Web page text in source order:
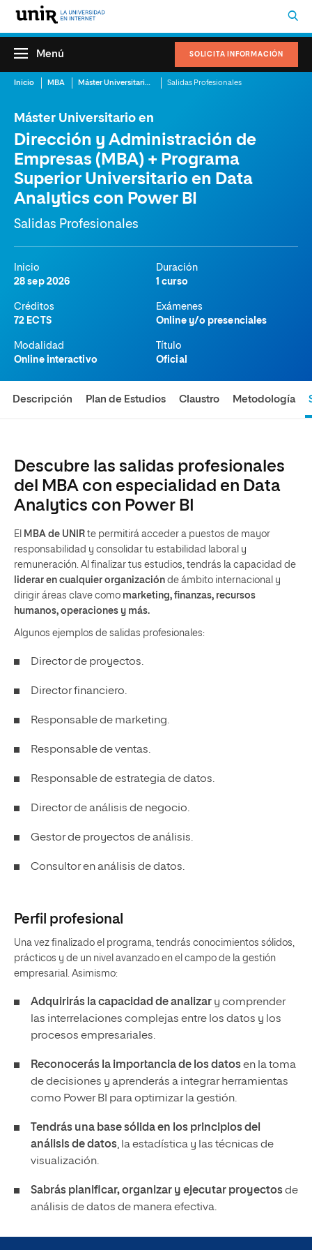
SOLICITA INFORMACIÓN
Menú
Inicio MBA Máster Universitario en Dirección y Administración de Empresas (MBA) + Programa Superior Universitario en Data Analytics con Power BI Salidas Profesionales
Máster Universitario en
Dirección y Administración de
Empresas (MBA) + Programa
Superior Universitario en Data
Analytics con Power BI
Salidas Profesionales
Inicio
28 sep 2026
Duración
1 curso
Créditos
72 ECTS
Exámenes
Online y/o presenciales
Modalidad
Online interactivo
Título
Oficial
Descripción Plan de Estudios Claustro Metodología
Descubre las salidas profesionales
del MBA con especialidad en Data
Analytics con Power BI
El MBA de UNIR te permitirá acceder a puestos de mayor
responsabilidad y consolidar tu estabilidad laboral y
remuneración. Al finalizar tus estudios, tendrás la capacidad de
liderar en cualquier organización de ámbito internacional y
dirigir áreas clave como marketing, finanzas, recursos
humanos, operaciones y más.
Algunos ejemplos de salidas profesionales:
Director de proyectos.
Director financiero.
Responsable de marketing.
Responsable de ventas.
Responsable de estrategia de datos.
Director de análisis de negocio.
Gestor de proyectos de análisis.
Consultor en análisis de datos.
Perfil profesional
Una vez finalizado el programa, tendrás conocimientos sólidos,
prácticos y de un nivel avanzado en el campo de la gestión
empresarial. Asimismo:
Adquirirás la capacidad de analizar y comprender
las interrelaciones complejas entre los datos y los
procesos empresariales.
Reconocerás la importancia de los datosen la toma
de decisiones y aprenderás a integrar herramientas
como Power BI para optimizar la gestión.
Tendrás una base sólida en los principios del
análisis de datos, la estadística y las técnicas de
visualización.
Sabrás planificar, organizar y ejecutar proyectosde
análisis de datos de manera efectiva.